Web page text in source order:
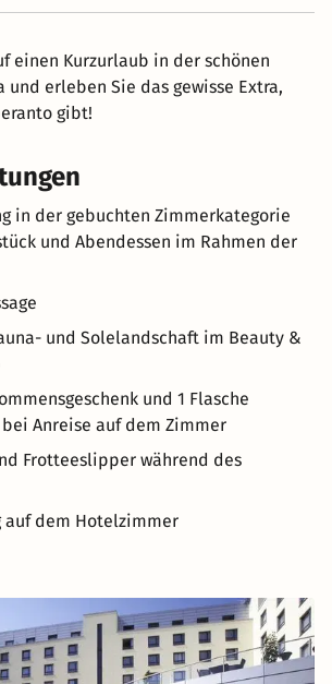
einen Kurzurlaub in der schönen
und erleben Sie das gewisse Extra,
gibt!
in der gebuchten Zimmerkategorie
und Abendessen im Rahmen der
und Solelandschaft im Beauty &
und 1 Flasche
Anreise auf dem Zimmer
Frotteeslipper während des
auf dem Hotelzimmer